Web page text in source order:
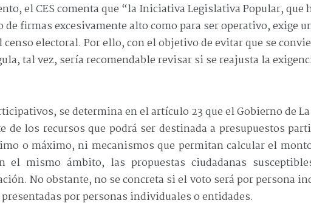
el CES comenta que “la Iniciativa Legislativa Popular, que
firmas excesivamente alto como para ser operativo, exige
electoral. Por ello, con el objetivo de evitar que se
tal vez, sería recomendable revisar si se reajusta la
se determina en el artículo 23 que el Gobierno de
de los recursos que podrá ser destinada a presupuestos
o máximo, ni mecanismos que permitan calcular el
el mismo ámbito, las propuestas ciudadanas
No obstante, no se concreta si el voto será por persona
por personas individuales o entidades.